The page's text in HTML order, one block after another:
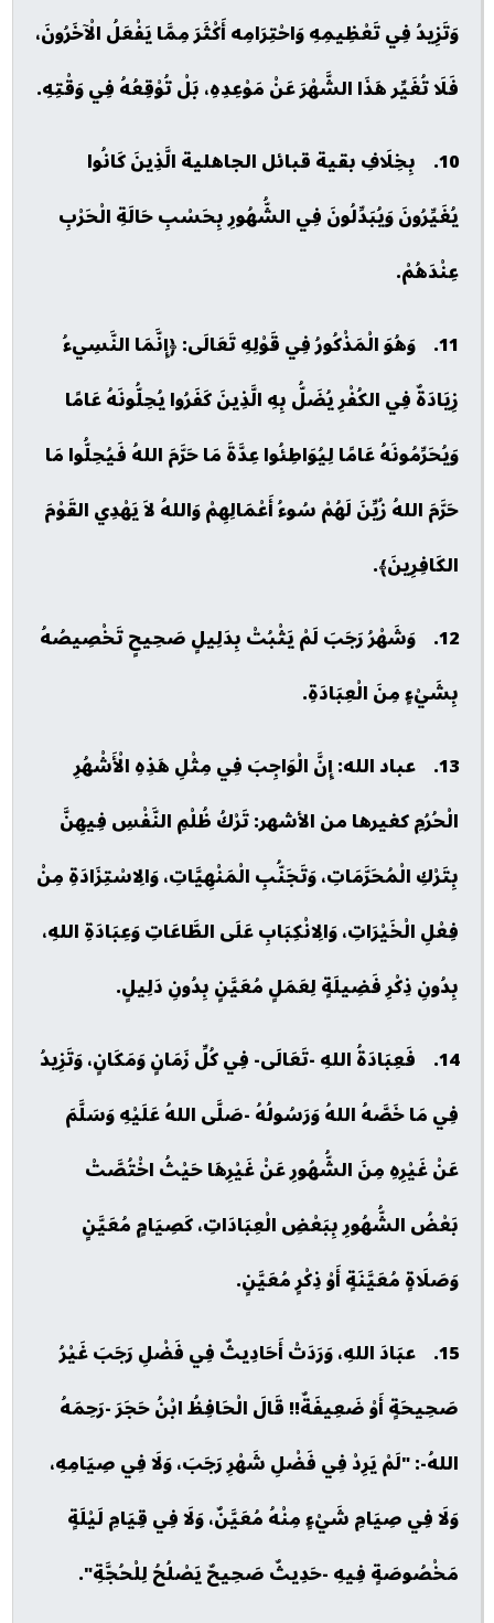
وَتَزِيدُ فِي تَعْظِيمِهِ وَاحْتِرَامِه أَكْثَرَ مِمَّا يَفْعَلُ الْآخَرُونَ،
فَلَا تُغَيِّر هَذَا الشَّهْرَ عَنْ مَوْعِدِهِ، بَلْ تُوْقِعُهُ فِي وَقْتِهِ.
10. بِخِلَافِ بقية قبائل الجاهلية الَّذِينَ كَانُوا
يُغَيِّرُونَ وَيُبَدِّلُونَ فِي الشُّهُورِ بِحَسْبِ حَالَةِ الْحَرْبِ
عِنْدَهُمْ.
11. وَهُوَ الْمَذْكُورُ فِي قَوْلِهِ تَعَالَى: ﴿إِنَّمَا النَّسِيءُ
زِيَادَةٌ فِي الكُفْرِ يُضَلُّ بِهِ الَّذِينَ كَفَرُوا يُحِلُّونَهُ عَامًا
وَيُحَرِّمُونَهُ عَامًا لِيُوَاطِئُوا عِدَّةَ مَا حَرَّمَ اللهُ فَيُحِلُّوا مَا
حَرَّمَ اللهُ زُيِّنَ لَهُمْ سُوءُ أَعْمَالِهِمْ وَاللهُ لاَ يَهْدِي القَوْمَ
الكَافِرِينَ﴾.
12. وَشَهْرُ رَجَبَ لَمْ يَثْبُتْ بِدَلِيلٍ صَحِيحٍ تَخْصِيصُهُ
بِشَيْءٍ مِنَ الْعِبَادَةِ.
13. عباد الله: إِنَّ الْوَاجِبَ فِي مِثْلِ هَذِهِ الْأَشْهُرِ
الْحُرُمِ كغيرها من الأشهر: تَرْكُ ظُلْمِ النَّفْسِ فِيهِنَّ
بِتَرْكِ الْمُحَرَّمَاتِ، وَتَجَنُّبِ الْمَنْهِيَّاتِ، وَالِاسْتِزَادَةِ مِنْ
فِعْلِ الْخَيْرَاتِ، وَالِانْكِبَابِ عَلَى الطَّاعَاتِ وَعِبَادَةِ اللهِ،
بِدُونِ ذِكْرِ فَضِيلَةٍ لِعَمَلٍ مُعَيَّنٍ بِدُونِ دَلِيلٍ.
14. فَعِبَادَةُ اللهِ -تَعَالَى- فِي كُلِّ زَمَانٍ وَمَكَانٍ، وَتَزِيدُ
فِي مَا خَصَّهُ اللهُ وَرَسُولُهُ -صَلَّى اللهُ عَلَيْهِ وَسَلَّمَ
عَنْ غَيْرِهِ مِنَ الشُّهُورِ عَنْ غَيْرِهَا حَيْثُ اخْتُصَّتْ
بَعْضُ الشُّهُورِ بِبَعْضِ الْعِبَادَاتِ، كَصِيَامٍ مُعَيَّنٍ
وَصَلَاةٍ مُعَيَّنَةٍ أَوْ ذِكْرٍ مُعَيَّنٍ.
15. عبَادَ اللهِ، وَرَدَتْ أَحَادِيثٌ فِي فَضْلِ رَجَبَ غَيْرُ
صَحِيحَةٍ أَوْ ضَعِيفَةٌ!! قَالَ الْحَافِظُ ابْنُ حَجَرَ -رَحِمَهُ
اللهُ-: "لَمْ يَرِدْ فِي فَضْلِ شَهْرِ رَجَبَ، وَلَا فِي صِيَامِهِ،
وَلَا فِي صِيَامِ شَيْءٍ مِنْهُ مُعَيَّنٌ، وَلَا فِي قِيَامِ لَيْلَةٍ
مَخْصُوصَةٍ فِيهِ -حَدِيثٌ صَحِيحٌ يَصْلُحُ لِلْحُجَّةِ".